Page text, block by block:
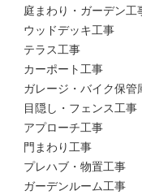
庭まわり・ガーデン工
ウッドデッキ工事
テラス工事
カーポート工事
ガレージ・バイク保管
目隠し・フェンス工事
アプローチ工事
門まわり工事
プレハブ・物置工事
ガーデンルーム工事